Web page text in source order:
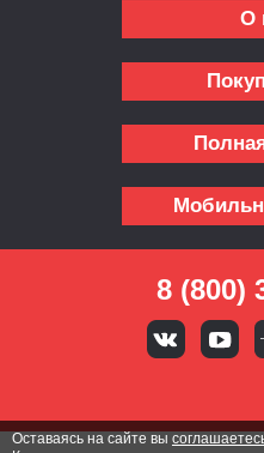
О
8 (800)
Оставаясь на сайте вы